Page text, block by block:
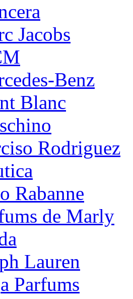
Jacobs
Benz
Blanc
Rodriguez
Rabanne
de Marly
Lauren
Parfums